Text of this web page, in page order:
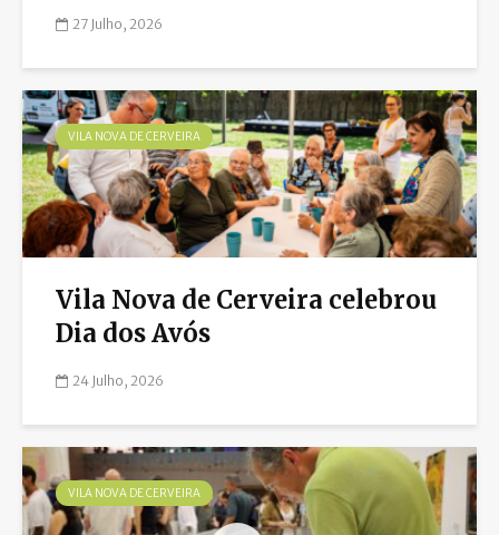
27 Julho, 2026
VILA NOVA DE CERVEIRA
Vila Nova de Cerveira celebrou
Dia dos Avós
24 Julho, 2026
VILA NOVA DE CERVEIRA